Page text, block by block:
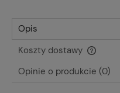
Opis
Koszty dostawy
Cena nie zawiera
Opinie o produkcie (0)